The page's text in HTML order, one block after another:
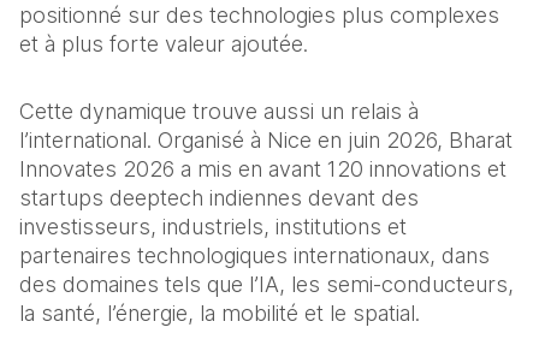
positionné sur des technologies plus complexes
et à plus forte valeur ajoutée.
Cette dynamique trouve aussi un relais à
l’international. Organisé à Nice en juin 2026, Bharat
Innovates 2026 a mis en avant 120 innovations et
startups deeptech indiennes devant des
investisseurs, industriels, institutions et
partenaires technologiques internationaux, dans
des domaines tels que l’IA, les semi-conducteurs,
la santé, l’énergie, la mobilité et le spatial.